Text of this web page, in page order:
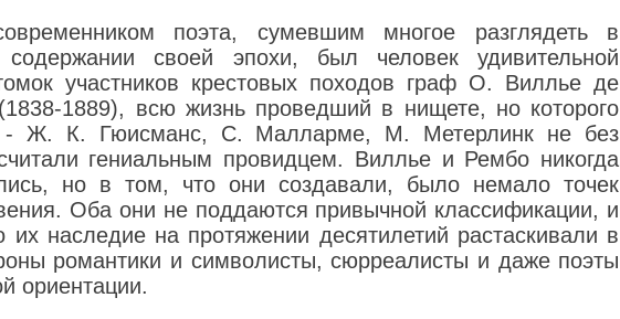
поэта, сумевшим многое разглядеть в
содержании своей эпохи, был человек удивительной
участников крестовых походов граф О. Виллье де
1889), всю жизнь проведший в нищете, но которого
- Ж. К. Гюисманс, С. Малларме, М. Метерлинк не без
гениальным провидцем. Виллье и Рембо никогда
но в том, что они создавали, было немало точек
Оба они не поддаются привычной классификации, и
их наследие на протяжении десятилетий растаскивали в
романтики и символисты, сюрреалисты и даже поэты
ориентации.